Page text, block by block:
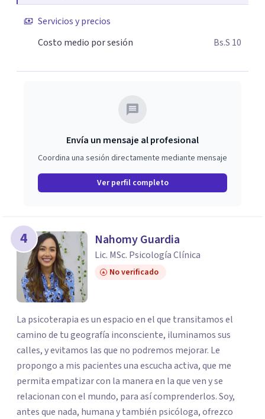
Servicios y precios
Costo medio por sesión
Bs.S 10
Envía un mensaje al profesional
Coordina una sesión directamente mediante mensaje
Ver perfil completo
4 Nahomy Guardia
Lic. MSc. Psicología Clínica
No verificado
La psicoterapia es un espacio en el que transitamos el
camino de tu geografía inconsciente, iluminamos sus
calles, y evitamos las que no podremos mejorar. Le
propongo a mis pacientes una escucha activa, que me
permita empatizar con la manera en la que ven y se
relacionan con el mundo, para así comprenderlos. Soy,
antes que nada, humana y también psicóloga, ofrezco